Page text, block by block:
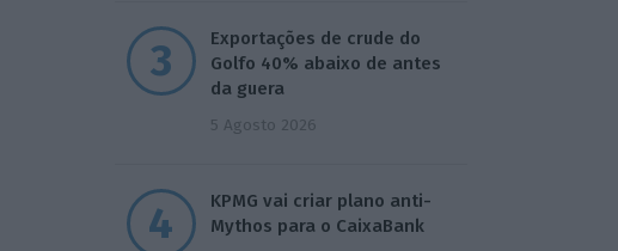
Exportações de crude do
Golfo 40% abaixo de antes
da guera
5 Agosto 2026
KPMG vai criar plano anti-
Mythos para o CaixaBank